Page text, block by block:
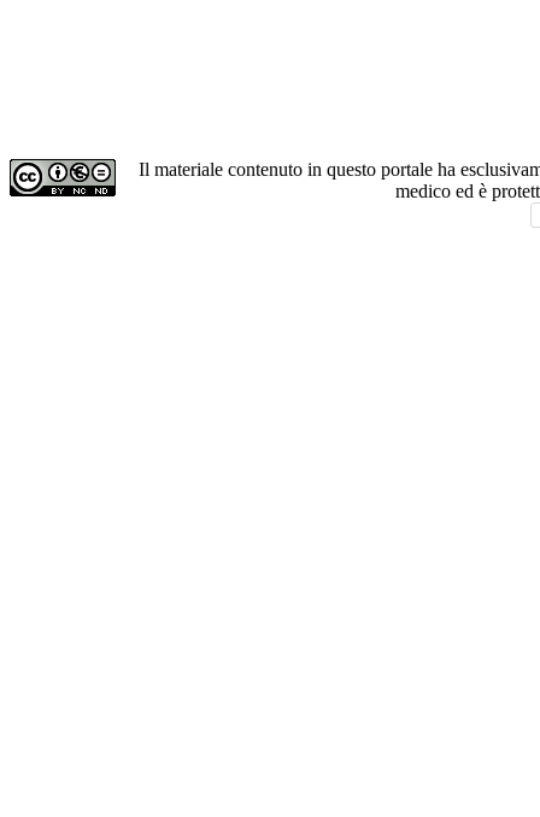
Il materiale contenuto in questo portale ha
medico ed è